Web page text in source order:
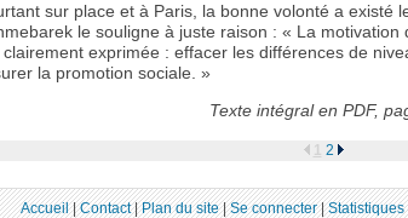
sur place et à Paris, la bonne volonté a existé
le souligne à juste raison : « La motivation
clairement exprimée : effacer les différences de
la promotion sociale. »
Texte intégral en PDF,
1 2
Accueil|Contact|Plan du site|Se connecter|Statistiques